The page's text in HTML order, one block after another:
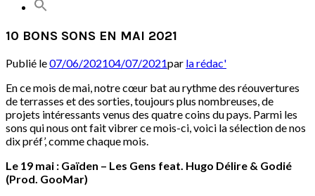
10 BONS SONS EN MAI 2021
Publié le07/06/202104/07/2021par la rédac'
En ce mois de mai, notre cœur bat au rythme des réouvertures
de terrasses et des sorties, toujours plus nombreuses, de
projets intéressants venus des quatre coins du pays. Parmi les
sons qui nous ont fait vibrer ce mois-ci, voici la sélection de nos
dix préf’, comme chaque mois.
Le 19 mai : Gaïden – Les Gens feat. Hugo Délire & Godié
(Prod. GooMar)